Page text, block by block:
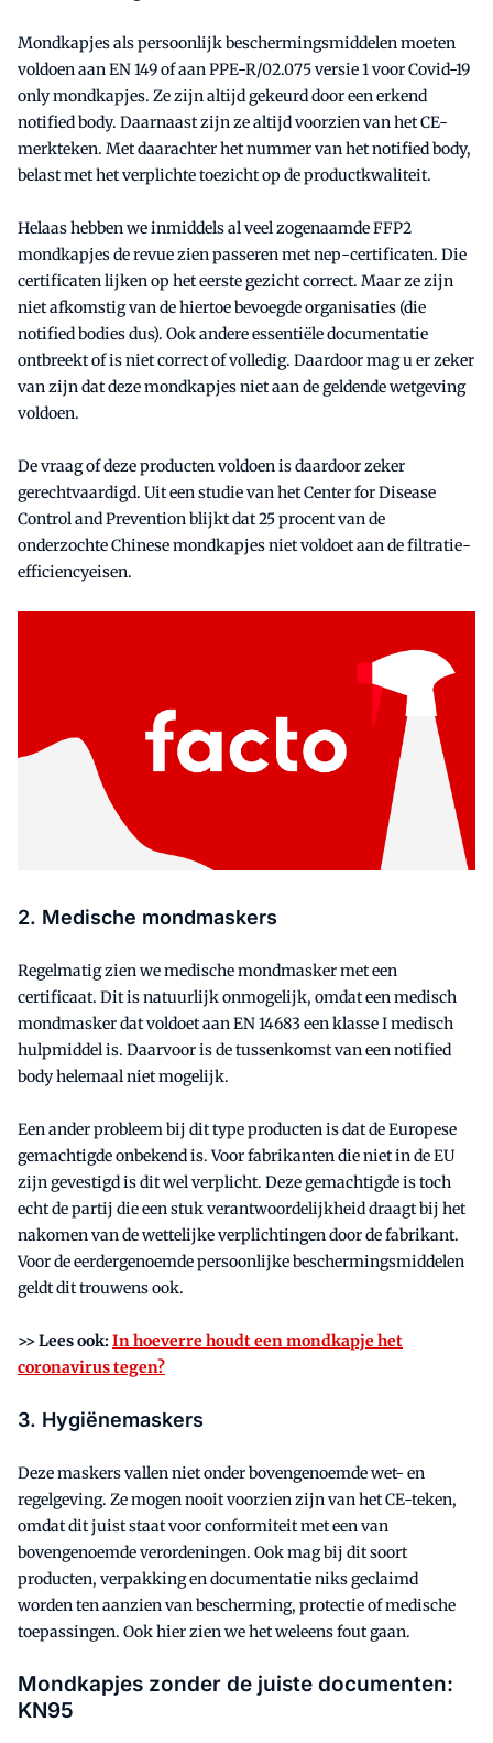
Mondkapjes als persoonlijk beschermingsmiddelen moeten
voldoen aan EN 149 of aan PPE-R/02.075 versie 1 voor Covid-19
only mondkapjes. Ze zijn altijd gekeurd door een erkend
notified body. Daarnaast zijn ze altijd voorzien van het CE-
merkteken. Met daarachter het nummer van het notified body,
belast met het verplichte toezicht op de productkwaliteit.
Helaas hebben we inmiddels al veel zogenaamde FFP2
mondkapjes de revue zien passeren met nep-certificaten. Die
certificaten lijken op het eerste gezicht correct. Maar ze zijn
niet afkomstig van de hiertoe bevoegde organisaties (die
notified bodies dus). Ook andere essentiële documentatie
ontbreekt of is niet correct of volledig. Daardoor mag u er zeker
van zijn dat deze mondkapjes niet aan de geldende wetgeving
voldoen.
De vraag of deze producten voldoen is daardoor zeker
gerechtvaardigd. Uit een studie van het Center for Disease
Control and Prevention blijkt dat 25 procent van de
onderzochte Chinese mondkapjes niet voldoet aan de filtratie-
efficiencyeisen.
2. Medische mondmaskers
Regelmatig zien we medische mondmasker met een
certificaat. Dit is natuurlijk onmogelijk, omdat een medisch
mondmasker dat voldoet aan EN 14683 een klasse I medisch
hulpmiddel is. Daarvoor is de tussenkomst van een notified
body helemaal niet mogelijk.
Een ander probleem bij dit type producten is dat de Europese
gemachtigde onbekend is. Voor fabrikanten die niet in de EU
zijn gevestigd is dit wel verplicht. Deze gemachtigde is toch
echt de partij die een stuk verantwoordelijkheid draagt bij het
nakomen van de wettelijke verplichtingen door de fabrikant.
Voor de eerdergenoemde persoonlijke beschermingsmiddelen
geldt dit trouwens ook.
>> Lees ook:In hoeverre houdt een mondkapje het
coronavirus tegen?
3. Hygiënemaskers
Deze maskers vallen niet onder bovengenoemde wet- en
regelgeving. Ze mogen nooit voorzien zijn van het CE-teken,
omdat dit juist staat voor conformiteit met een van
bovengenoemde verordeningen. Ook mag bij dit soort
producten, verpakking en documentatie niks geclaimd
worden ten aanzien van bescherming, protectie of medische
toepassingen. Ook hier zien we het weleens fout gaan.
Mondkapjes zonder de juiste documenten:
KN95